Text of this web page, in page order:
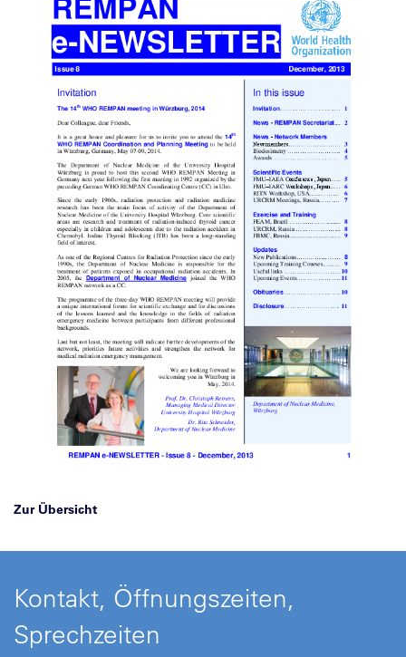
Zur Übersicht
Kontakt, Öffnungszeiten,
Sprechzeiten